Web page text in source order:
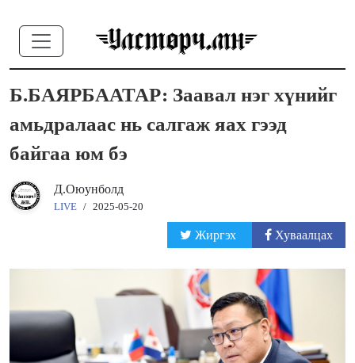
Б.БАЯРБААТАР: Заавал нэг хүнийг
амьдралаас нь салгаж яах гээд
байгаа юм бэ
Д.Оюунболд
LIVE / 2025-05-20
Жиргэх Хуваалцах